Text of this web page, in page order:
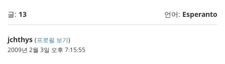
글: 13 언어: Esperanto
jchthys (프로필 보기)
2009년 2월 3일 오후 7:15:55